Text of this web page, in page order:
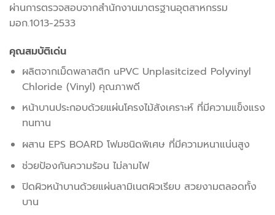
ผ่านการตรวจสอบจากสำนักงานมาตรฐานอุตสาหกรรม
มอก.1013-2533
คุณสมบัติเด่น
ผลิตจากเม็ดพลาสติก uPVC Unplasitcized Polyvinyl
Chloride (Vinyl) คุณภาพดี
หน้าบานประกอบด้วยแผ่นโครงไม้สังเคราะห์ ที่มีความแข็งแรง
ทนทาน
ผสาน EPS BOARD โฟมชนิดพิเศษ ที่มีความหนาแน่นสูง
ช่วยป้องกันความร้อน ไม่ลามไฟ
ปิดผิวหน้าบานด้วยแผ่นลามิเนตผิวเรียบ สวยงามตลอดทั้ง
บาน